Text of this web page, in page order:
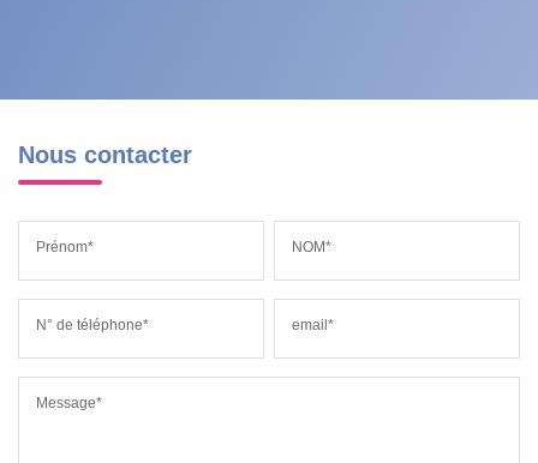
Nous contacter
Prénom* NOM*
N° de téléphone* email*
Message*